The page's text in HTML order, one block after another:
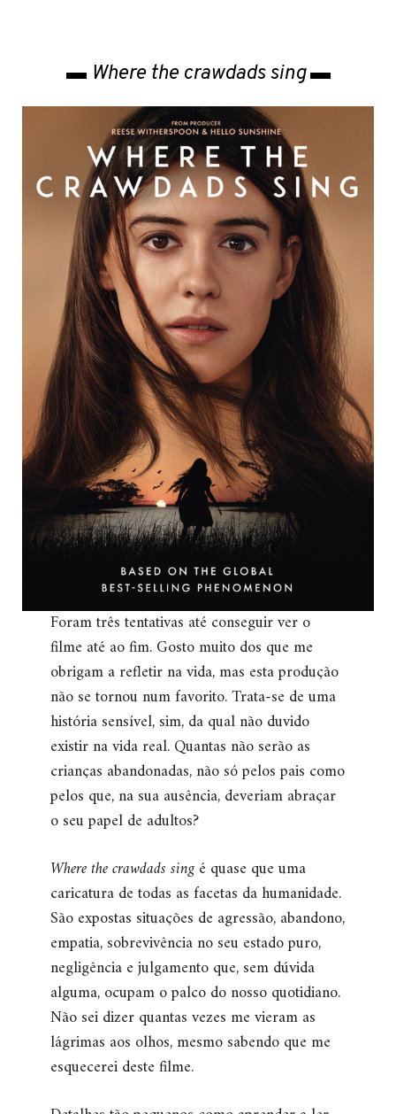
▬ Where the crawdads sing ▬
Foram três tentativas até conseguir ver o
filme até ao fim. Gosto muito dos que me
obrigam a refletir na vida, mas esta produção
não se tornou num favorito. Trata-se de uma
história sensível, sim, da qual não duvido
existir na vida real. Quantas não serão as
crianças abandonadas, não só pelos pais como
pelos que, na sua ausência, deveriam abraçar
o seu papel de adultos?
Where the crawdads singé quase que uma
caricatura de todas as facetas da humanidade.
São expostas situações de agressão, abandono,
empatia, sobrevivência no seu estado puro,
negligência e julgamento que, sem dúvida
alguma, ocupam o palco do nosso quotidiano.
Não sei dizer quantas vezes me vieram as
lágrimas aos olhos, mesmo sabendo que me
esquecerei deste filme.